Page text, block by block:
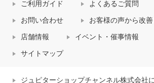
ご利用ガイド よくあるご質問
お問い合わせ お客様の声から改
店舗情報 イベント・催事情報
サイトマップ
ジュピターショップチャンネル株式会社